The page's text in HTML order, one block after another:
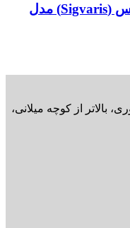
جوراب واریس بالای ران سیگواریس (Sigvaris) مدل
بالاتر از کوچه میلانی،